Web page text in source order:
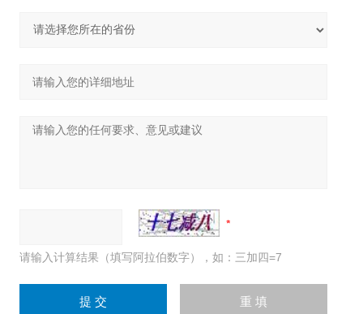
请输入计算结果（填写阿拉伯数字），如：三加四=7